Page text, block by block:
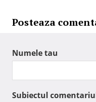
Posteaza
Numele tau
Subiectul